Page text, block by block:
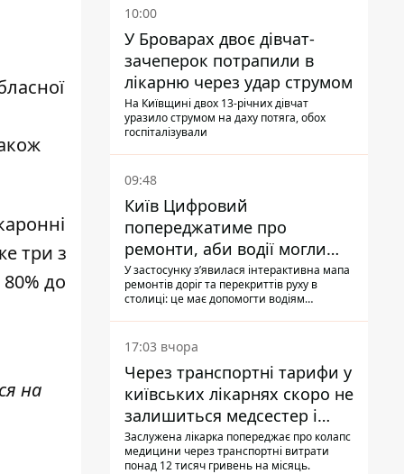
три з
до
на
10:00
У Броварах двоє дівчат-
зачеперок потрапили в
лікарню через удар струмом
На Київщині двох 13-річних дівчат
уразило струмом на даху потяга, обох
госпіталізували
09:48
Київ Цифровий
попереджатиме про
ремонти, аби водії могли
уникати ділянок із заторами
У застосунку зʼявилася інтерактивна мапа
ремонтів доріг та перекриттів руху в
столиці: це має допомогти водіям
17:03 вчора
Через транспортні тарифи у
київських лікарнях скоро не
залишиться медсестер і
санітарок - професор
Голубовська
Заслужена лікарка попереджає про колапс
медицини через транспортні витрати
понад 12 тисяч гривень на місяць.